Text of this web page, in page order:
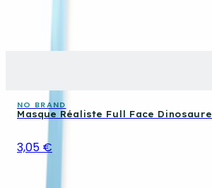
NO BRAND
Masque Réaliste Full Face Dinosaure
3,05 €